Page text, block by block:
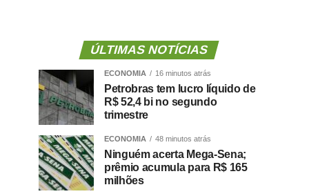
ÚLTIMAS NOTÍCIAS
ECONOMIA 16 minutos atrás
Petrobras tem lucro líquido de
R$ 52,4 bi no segundo
trimestre
ECONOMIA 48 minutos atrás
Ninguém acerta Mega-Sena;
prêmio acumula para R$ 165
milhões